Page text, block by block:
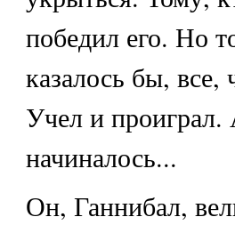
победил его. Но
казалось бы, все,
Учел и проиграл.
начиналось...
Он, Ганнибал,